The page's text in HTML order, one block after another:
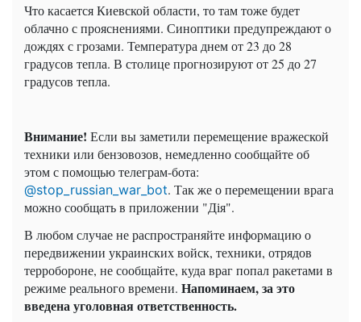
Что касается Киевской области, то там тоже будет
облачно с прояснениями. Синоптики предупреждают о
дождях с грозами. Температура днем ​​от 23 до 28
градусов тепла. В столице прогнозируют от 25 до 27
градусов тепла.
Внимание! Если вы заметили перемещение вражеской
техники или бензовозов, немедленно сообщайте об
этом с помощью телеграм-бота:
@stop_russian_war_bot. Так же о перемещении врага
можно сообщать в приложении "Дія".
В любом случае не распространяйте информацию о
передвижении украинских войск, техники, отрядов
терробороне, не сообщайте, куда враг попал ракетами в
режиме реального времени. Напоминаем, за это
введена уголовная ответственность.